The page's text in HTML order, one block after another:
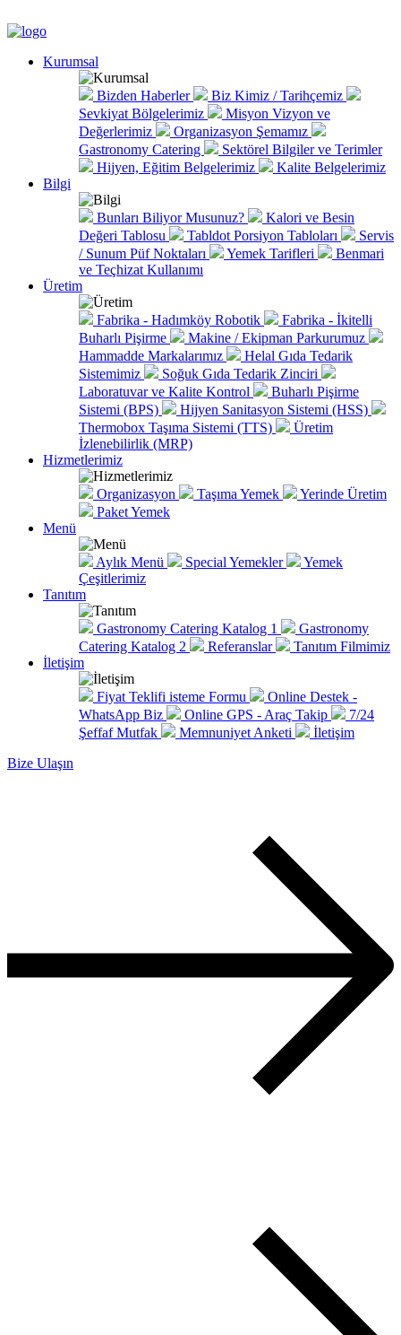
Kurumsal
Bizden Haberler
Biz Kimiz / Tarihçemiz
Sevkiyat Bölgelerimiz
Misyon Vizyon ve
Değerlerimiz
Organizasyon Şemamız
Gastronomy Catering
Sektörel Bilgiler ve Terimler
Hijyen, Eğitim Belgelerimiz
Kalite Belgelerimiz
Bilgi
Bunları Biliyor Musunuz?
Kalori ve Besin
Değeri Tablosu
Tabldot Porsiyon Tabloları
Servis
/ Sunum Püf Noktaları
Yemek Tarifleri
Benmari
ve Teçhizat Kullanımı
Üretim
Fabrika - Hadımköy Robotik
Fabrika - İkitelli
Buharlı Pişirme
Makine / Ekipman Parkurumuz
Hammadde Markalarımız
Helal Gıda Tedarik
Sistemimiz
Soğuk Gıda Tedarik Zinciri
Laboratuvar ve Kalite Kontrol
Buharlı Pişirme
Sistemi (BPS)
Hijyen Sanitasyon Sistemi (HSS)
Thermobox Taşıma Sistemi (TTS)
Üretim
İzlenebilirlik (MRP)
Hizmetlerimiz
Organizasyon Taşıma Yemek
Yerinde Üretim
Paket Yemek
Menü
Aylık Menü Special Yemekler
Yemek
Çeşitlerimiz
Tanıtım
Gastronomy Catering Katalog 1
Gastronomy
Catering Katalog 2
Referanslar
Tanıtım Filmimiz
İletişim
Fiyat Teklifi isteme Formu
Online Destek -
WhatsApp Biz
Online GPS - Araç Takip
7/24
Şeffaf Mutfak
Memnuniyet Anketi
İletişim
Bize Ulaşın